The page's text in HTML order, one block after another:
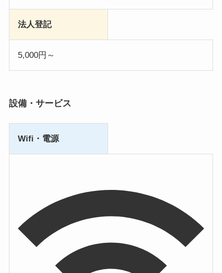
法人登記
5,000円～
設備・サービス
Wifi・電源